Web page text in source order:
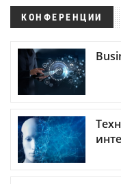
КОНФЕРЕНЦИИ